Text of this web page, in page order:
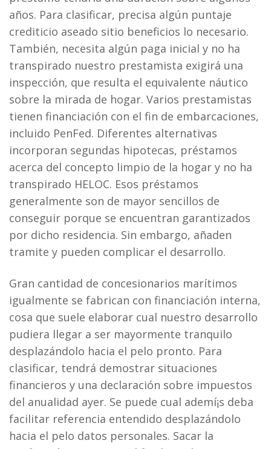
años. Para clasificar, precisa algún puntaje
crediticio aseado sitio beneficios lo necesario.
También, necesita algún paga inicial y no ha
transpirado nuestro prestamista exigirá una
inspección, que resulta el equivalente náutico
sobre la mirada de hogar. Varios prestamistas
tienen financiación con el fin de embarcaciones,
incluido PenFed. Diferentes alternativas
incorporan segundas hipotecas, préstamos
acerca del concepto limpio de la hogar y no ha
transpirado HELOC. Esos préstamos
generalmente son de mayor sencillos de
conseguir porque se encuentran garantizados
por dicho residencia. Sin embargo, añaden
tramite y pueden complicar el desarrollo.
Gran cantidad de concesionarios marítimos
igualmente se fabrican con financiación interna,
cosa que suele elaborar cual nuestro desarrollo
pudiera llegar a ser mayormente tranquilo
desplazándolo hacia el pelo pronto. Para
clasificar, tendrá demostrar situaciones
financieros y una declaración sobre impuestos
del anualidad ayer. Se puede cual ademí¡s deba
facilitar referencia entendido desplazándolo
hacia el pelo datos personales. Sacar la